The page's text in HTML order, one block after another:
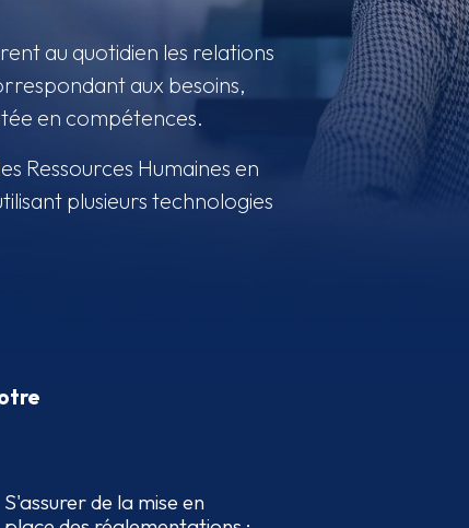
au quotidien les relations
aux besoins,
en compétences.
Ressources Humaines en
plusieurs technologies
S'assurer de la mise en